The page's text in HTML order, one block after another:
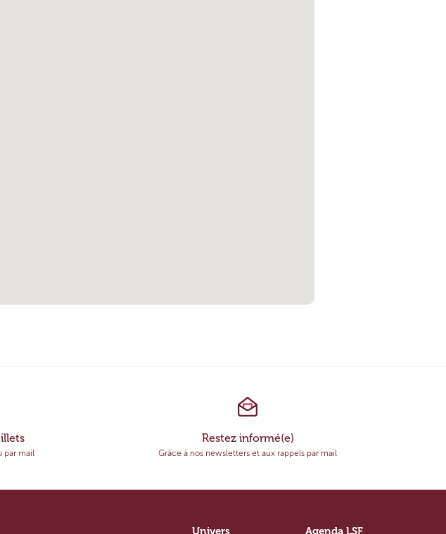
par mail
Restez informé(e)
Grâce à nos newsletters et aux rappels par mail
Univers Agenda LSF